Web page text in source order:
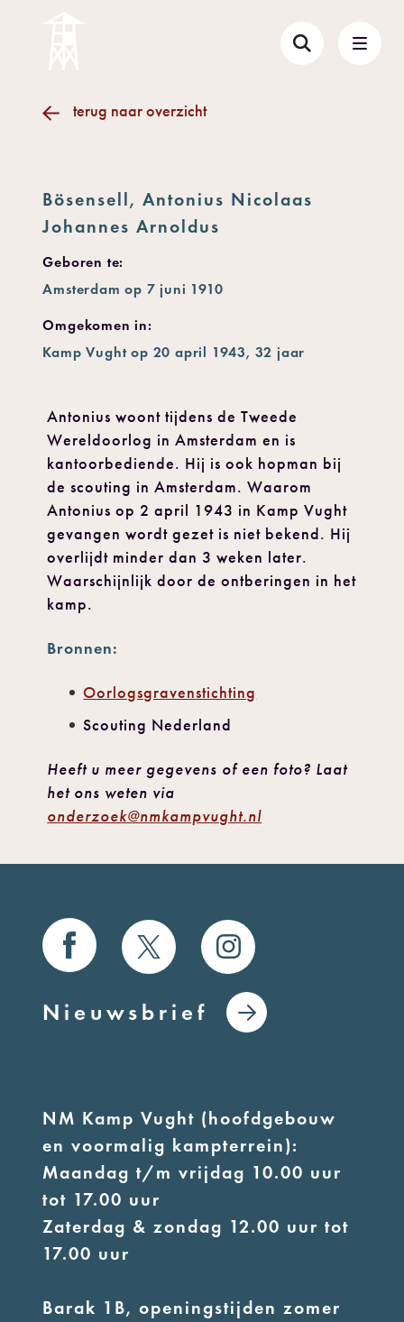
terug naar overzicht
Bösensell, Antonius Nicolaas
Johannes Arnoldus
Geboren te:
Amsterdam op 7 juni 1910
Omgekomen in:
Kamp Vught op 20 april 1943, 32 jaar
Antonius woont tijdens de Tweede
Wereldoorlog in Amsterdam en is
kantoorbediende. Hij is ook hopman bij
de scouting in Amsterdam. Waarom
Antonius op 2 april 1943 in Kamp Vught
gevangen wordt gezet is niet bekend. Hij
overlijdt minder dan 3 weken later.
Waarschijnlijk door de ontberingen in het
kamp.
Bronnen:
Oorlogsgravenstichting
Scouting Nederland
Heeft u meer gegevens of een foto? Laat
het ons weten via
onderzoek@nmkampvught.nl
Nieuwsbrief
NM Kamp Vught (hoofdgebouw
en voormalig kampterrein):
Maandag t/m vrijdag 10.00 uur
tot 17.00 uur
Zaterdag & zondag 12.00 uur tot
17.00 uur
Barak 1B, openingstijden zomer